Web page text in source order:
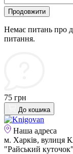
Продовжити
Немає питань про
питання.
75 грн
До кошика
Наша адреса
м. Харків, вулиця
"Райський